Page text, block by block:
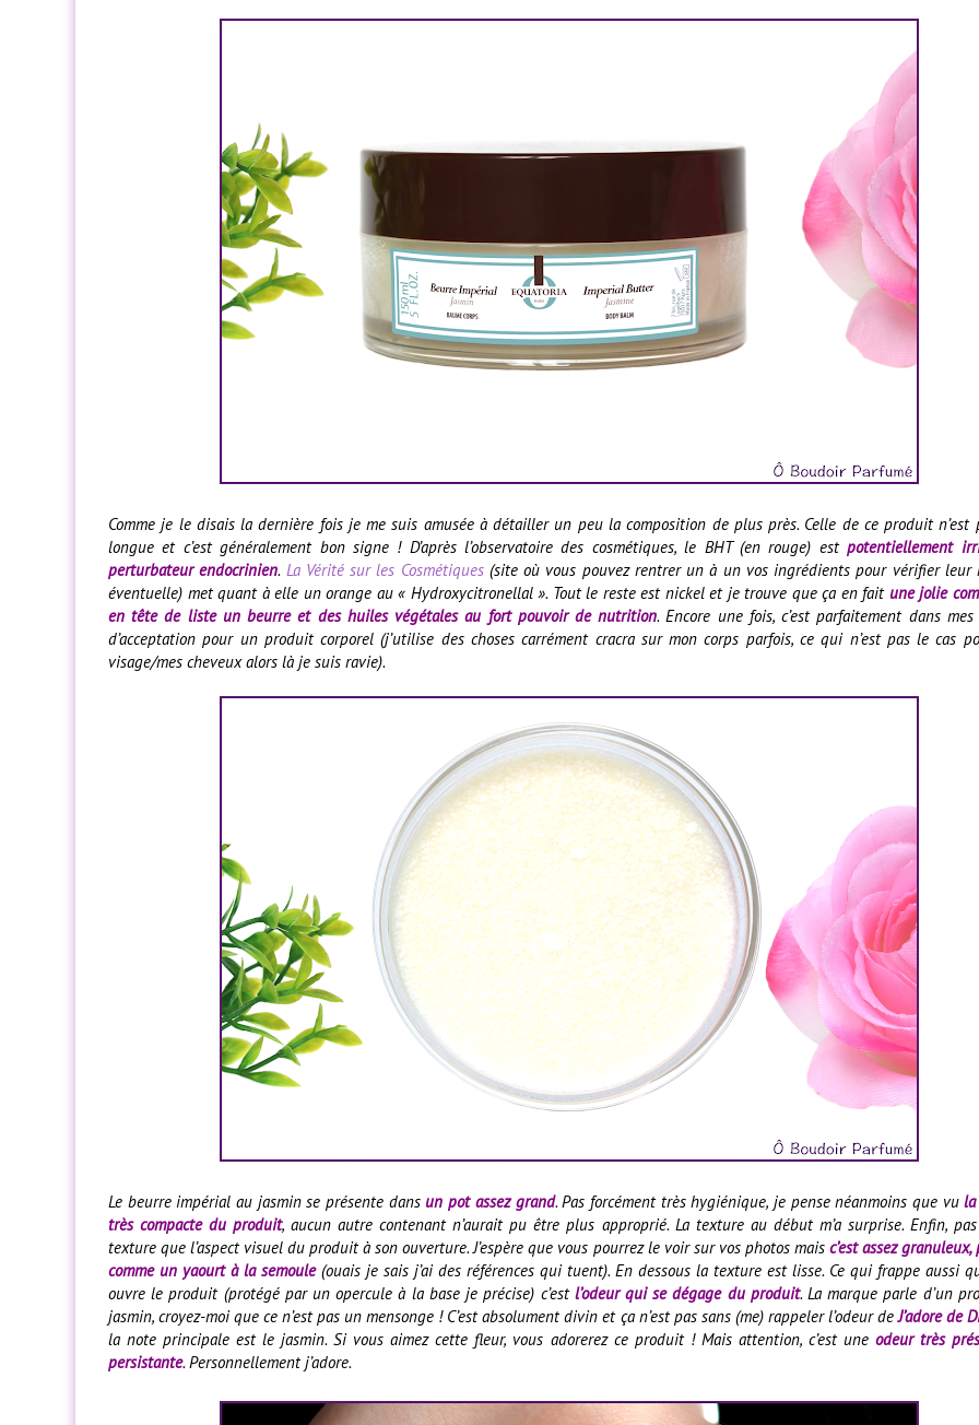
Comme je le disais la dernière fois je me suis amusée à détailler un peu la composition de plus près. Celle de ce produit n’est
longue et c’est généralement bon signe ! D’après l’observatoire des cosmétiques, le BHT (en rouge) estpotentiellement
perturbateur endocrinien. La Vérité sur les Cosmétiques(site où vous pouvez rentrer un à un vos ingrédients pour vérifier leur
éventuelle) met quant à elle un orange au « Hydroxycitronellal ». Tout le reste est nickel et je trouve que ça en fait une jolie
en tête de liste un beurre et des huiles végétales au fort pouvoir de nutrition. Encore une fois, c’est parfaitement dans
d’acceptation pour un produit corporel (j’utilise des choses carrément cracra sur mon corps parfois, ce qui n’est pas le cas
visage/mes cheveux alors là je suis ravie).
Le beurre impérial au jasmin se présente dans un pot assez grand. Pas forcément très hygiénique, je pense néanmoins que vu
très compacte du produit, aucun autre contenant n’aurait pu être plus approprié. La texture au début m’a surprise. Enfin,
texture que l’aspect visuel du produit à son ouverture. J’espère que vous pourrez le voir sur vos photos mais c’est assez granuleux,
comme un yaourt à la semoule(ouais je sais j’ai des références qui tuent). En dessous la texture est lisse. Ce qui frappe aussi
ouvre le produit (protégé par un opercule à la base je précise) c’est l’odeur qui se dégage du produit. La marque parle d’un
jasmin, croyez-moi que ce n’est pas un mensonge ! C’est absolument divin et ça n’est pas sans (me) rappeler l’odeur deJ’adore de
la note principale est le jasmin. Si vous aimez cette fleur, vous adorerez ce produit ! Mais attention, c’est une odeur très
persistante. Personnellement j’adore.